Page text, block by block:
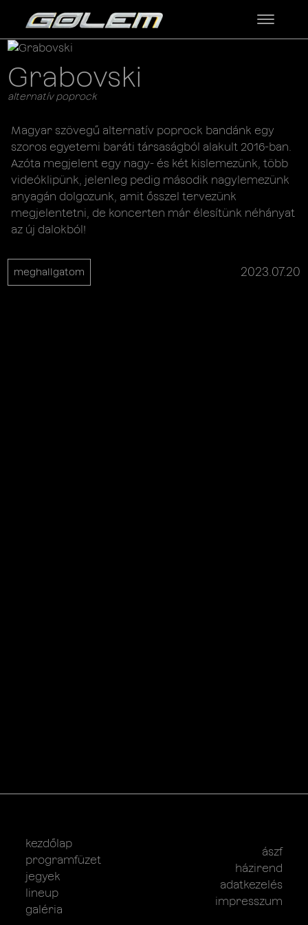
Grabovski
alternatív poprock
Magyar szövegű alternatív poprock bandánk egy
szoros egyetemi baráti társaságból alakult 2016-ban.
Azóta megjelent egy nagy- és két kislemezünk, több
videóklipünk, jelenleg pedig második nagylemezünk
anyagán dolgozunk, amit ősszel tervezünk
megjelentetni, de koncerten már élesítünk néhányat
az új dalokból!
meghallgatom 2023.07.20
kezdőlap
programfüzet
jegyek
lineup
galéria
ászf
házirend
adatkezelés
impresszum